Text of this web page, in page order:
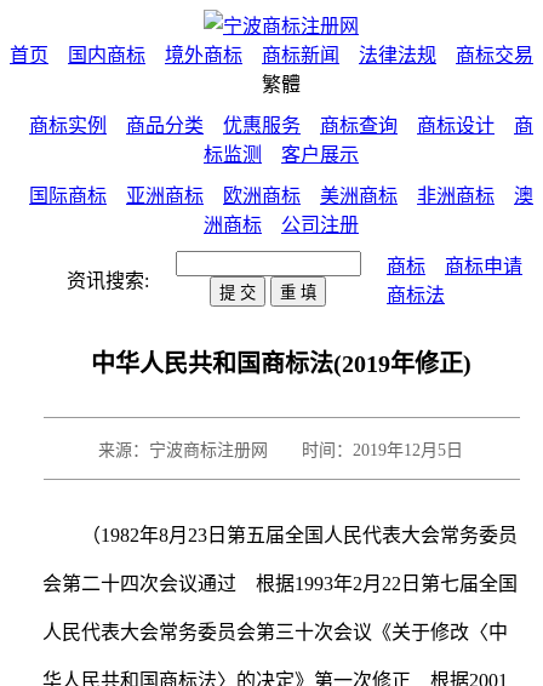
首页 国内商标 境外商标 商标新闻 法律法规
商标交易
繁體
商标实例
商品分类 优惠服务 商标查询 商标设计
商
标监测
客户展示
国际商标
亚洲商标 欧洲商标 美洲商标 非洲商标
澳
洲商标
公司注册
资讯搜索:
商标
商标申请
商标法
中华人民共和国商标法(2019年修正)
来源：宁波商标注册网 时间：2019年12月5日
（1982年8月23日第五届全国人民代表大会常务委员
会第二十四次会议通过 根据1993年2月22日第七届全国
人民代表大会常务委员会第三十次会议《关于修改〈中
华人民共和国商标法〉的决定》第一次修正 根据2001